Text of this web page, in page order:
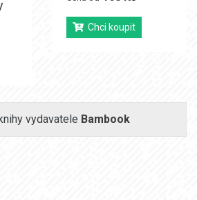
Chci koupit
vydavatele Bambook